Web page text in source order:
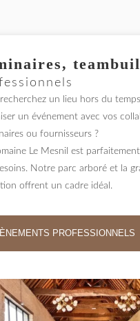
un lieu hors du
un événement avec vos
ou fournisseurs ?
Le Mesnil est
Notre parc arboré et la
offrent un cadre idéal.
PROFESSIONNELS